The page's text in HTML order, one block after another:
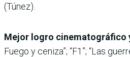
(Túnez).
Mejor logro cinematográfico
Fuego y ceniza”; “F1”; “Las